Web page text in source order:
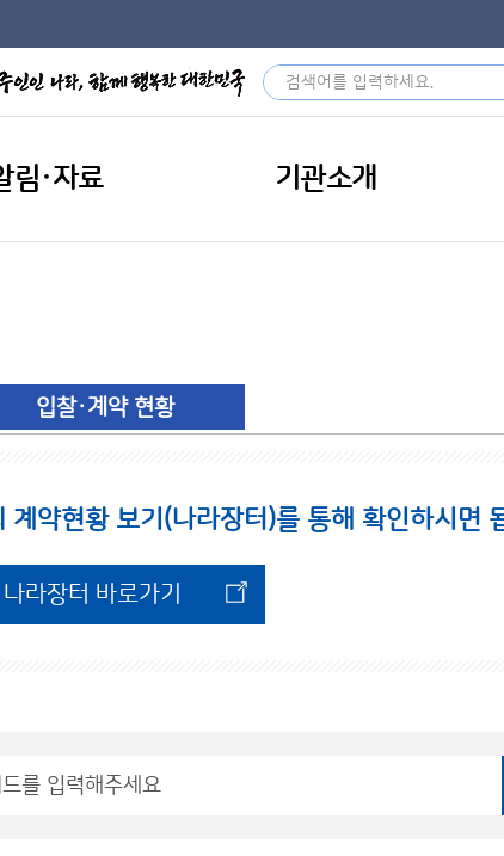
림·자료 기관소개
입찰·계약 현황
계약현황 보기(나라장터)를 통해 확인하시면
나라장터 바로가기